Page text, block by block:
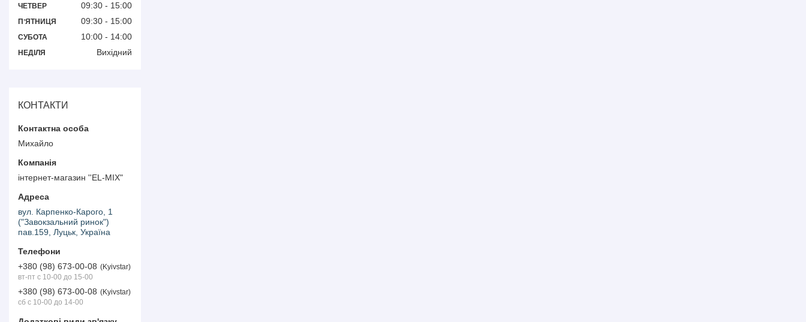
ЧЕТВЕР 09:30 15:00
ПʼЯТНИЦЯ 09:30 15:00
СУБОТА 10:00 14:00
НЕДІЛЯ Вихідний
КОНТАКТИ
Михайло
інтернет-магазин ''EL-MIX"
вул. Карпенко-Карого, 1
("Завокзальний ринок")
пав.159, Луцьк, Україна
+380 (98) 673-00-08
Kyivstar
вт-пт с 10-00 до 15-00
+380 (98) 673-00-08
Kyivstar
сб с 10-00 до 14-00